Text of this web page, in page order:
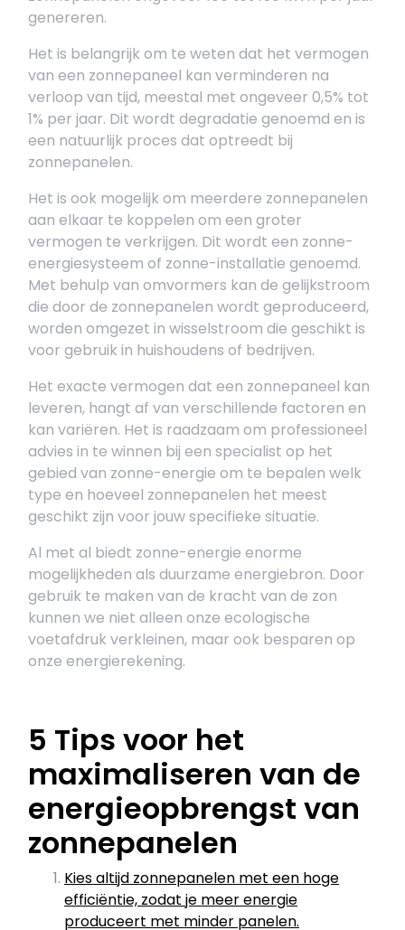
genereren.
Het is belangrijk om te weten dat het vermogen
van een zonnepaneel kan verminderen na
verloop van tijd, meestal met ongeveer 0,5% tot
1% per jaar. Dit wordt degradatie genoemd en is
een natuurlijk proces dat optreedt bij
zonnepanelen.
Het is ook mogelijk om meerdere zonnepanelen
aan elkaar te koppelen om een groter
vermogen te verkrijgen. Dit wordt een zonne-
energiesysteem of zonne-installatie genoemd.
Met behulp van omvormers kan de gelijkstroom
die door de zonnepanelen wordt geproduceerd,
worden omgezet in wisselstroom die geschikt is
voor gebruik in huishoudens of bedrijven.
Het exacte vermogen dat een zonnepaneel kan
leveren, hangt af van verschillende factoren en
kan variëren. Het is raadzaam om professioneel
advies in te winnen bij een specialist op het
gebied van zonne-energie om te bepalen welk
type en hoeveel zonnepanelen het meest
geschikt zijn voor jouw specifieke situatie.
Al met al biedt zonne-energie enorme
mogelijkheden als duurzame energiebron. Door
gebruik te maken van de kracht van de zon
kunnen we niet alleen onze ecologische
voetafdruk verkleinen, maar ook besparen op
onze energierekening.
5 Tips voor het
maximaliseren van de
energieopbrengst van
zonnepanelen
Kies altijd zonnepanelen met een hoge
efficiëntie, zodat je meer energie
produceert met minder panelen.